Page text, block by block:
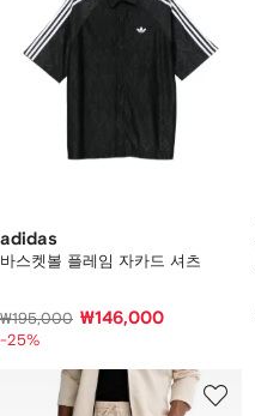
adidas
바스켓볼 플레임 자카드 셔츠
₩195,000 ₩146,000
-25%